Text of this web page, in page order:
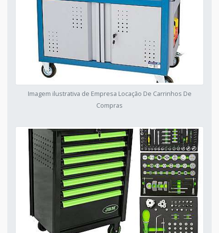
Imagem ilustrativa de Empresa Locação De Carrinhos De
Compras